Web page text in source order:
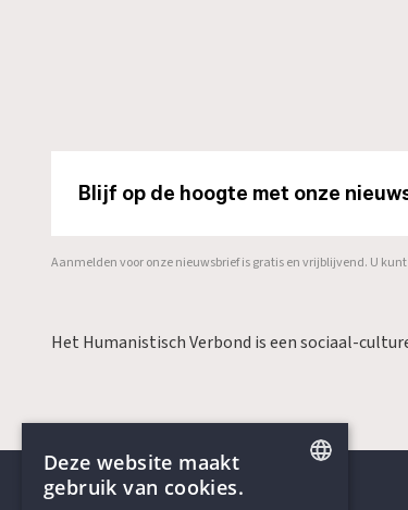
Blijf op de hoogte met onze
Aanmelden voor onze nieuwsbrief is gratis en vrijblijvend. U
Het Humanistisch Verbond is een sociaal-
Deze website maakt
gebruik van cookies.